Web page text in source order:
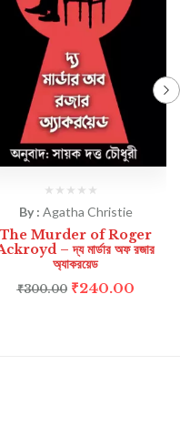
By : Agatha Christie
The Murder of Roger
– দ্য মার্ডার অফ রজার
অ্যাকরয়েড
₹300.00 ₹240.00